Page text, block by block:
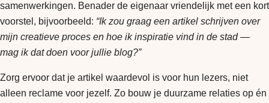
samenwerkingen. Benader de eigenaar vriendelijk met een kort
voorstel, bijvoorbeeld: “Ik zou graag een artikel schrijven over
mijn creatieve proces en hoe ik inspiratie vind in de stad —
mag ik dat doen voor jullie blog?”
Zorg ervoor dat je artikel waardevol is voor hun lezers, niet
alleen reclame voor jezelf. Zo bouw je duurzame relaties op én